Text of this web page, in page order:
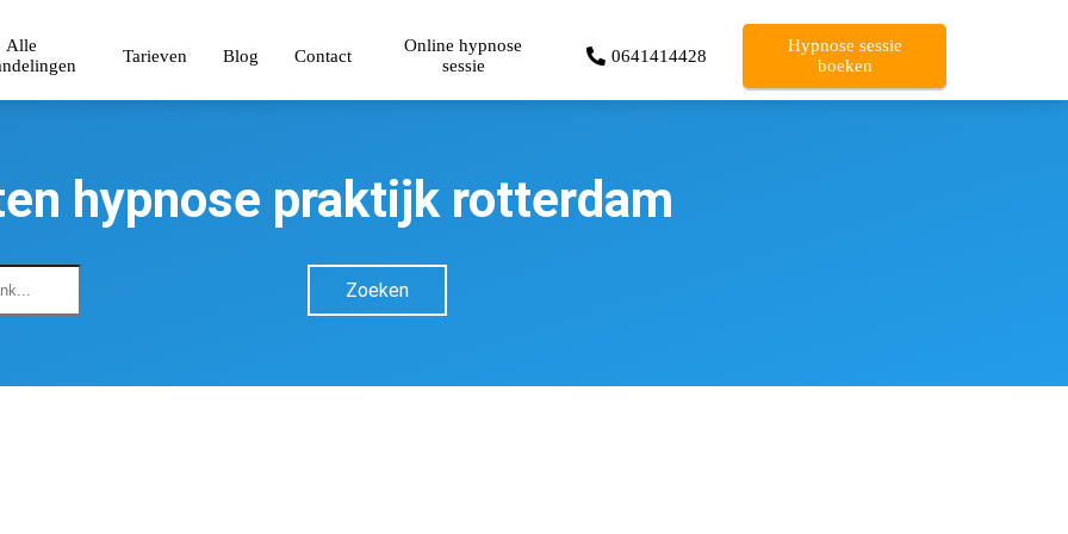
Alle
Tarieven Blog Contact
Online hypnose
sessie
0641414428
Hypnose sessie
boeken
hypnose praktijk rotterdam
Zoeken